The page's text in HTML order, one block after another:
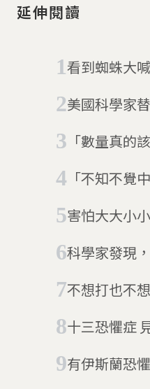
延伸閱讀
看到蜘蛛大
美國科學家
「數量真的
「不知不覺
害怕大大小小的孔洞
科學家發現
不想打也不想接 你有「電話恐
十三恐懼症